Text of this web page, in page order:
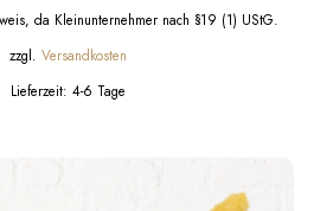
da Kleinunternehmer nach §19 (1) UStG.
zzgl. Versandkosten
Lieferzeit: 4-6 Tage